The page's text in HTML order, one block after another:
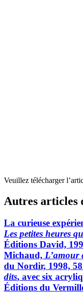
Veuillez télécharger
Autres articles
La curieuse
Les petites heures
Éditions David,
Michaud, L’amour
du Nordir, 1998,
dits, avec six
Éditions du